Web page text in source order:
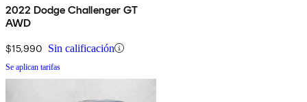
2022 Dodge Challenger GT
AWD
$15,990 Sin calificación
Se aplican tarifas